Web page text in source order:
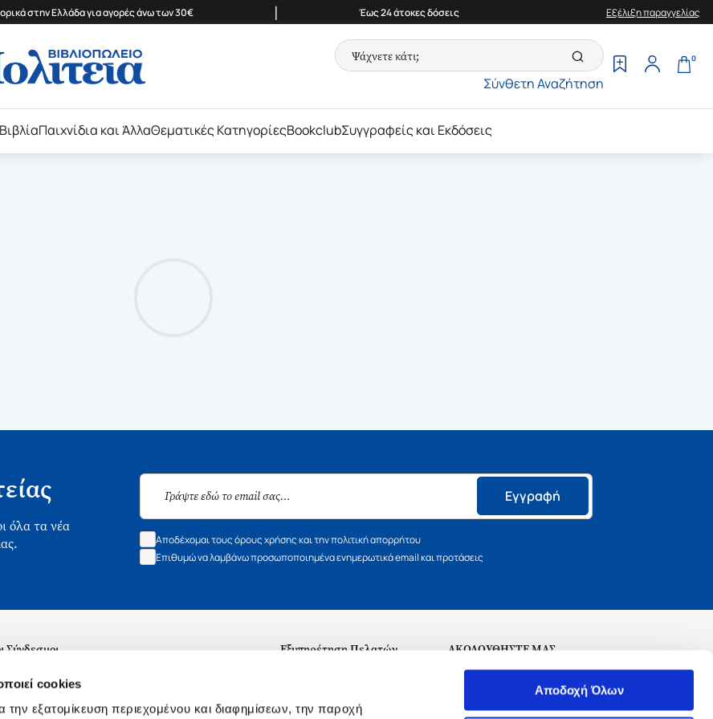
cookies
την εξατομίκευση περιεχομένου και διαφημίσεων, την παροχή
Αποδοχή Όλων
στην Ελλάδα για αγορές άνω των 30€ | Έως 24 άτοκες δόσεις Εξέλιξη παραγγελίας
Σύνθετη Αναζήτηση
0
Παιχνίδια και ΆλλαΘεματικές ΚατηγορίεςBookclubΣυγγραφείς και Εκδόσεις
όλα τα νέα
Εγγραφή
Αποδέχομαι τους όρους χρήσης και την πολιτική απορρήτου
Επιθυμώ να λαμβάνω προσωποποιημένα ενημερωτικά email και προτάσεις
Σύνδεσμοι
με εμάς
Εξυπηρέτηση Πελατών
ΑΚΟΛΟΥΘΗΣΤΕ ΜΑΣ